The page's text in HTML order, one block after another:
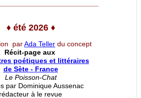
♦été 2026 ♦
parAda Teller du concept
Récit-page aux
poétiques et littéraires
de Sète - France
Le Poisson-Chat
par Dominique Aussenac
rédacteur à le revue